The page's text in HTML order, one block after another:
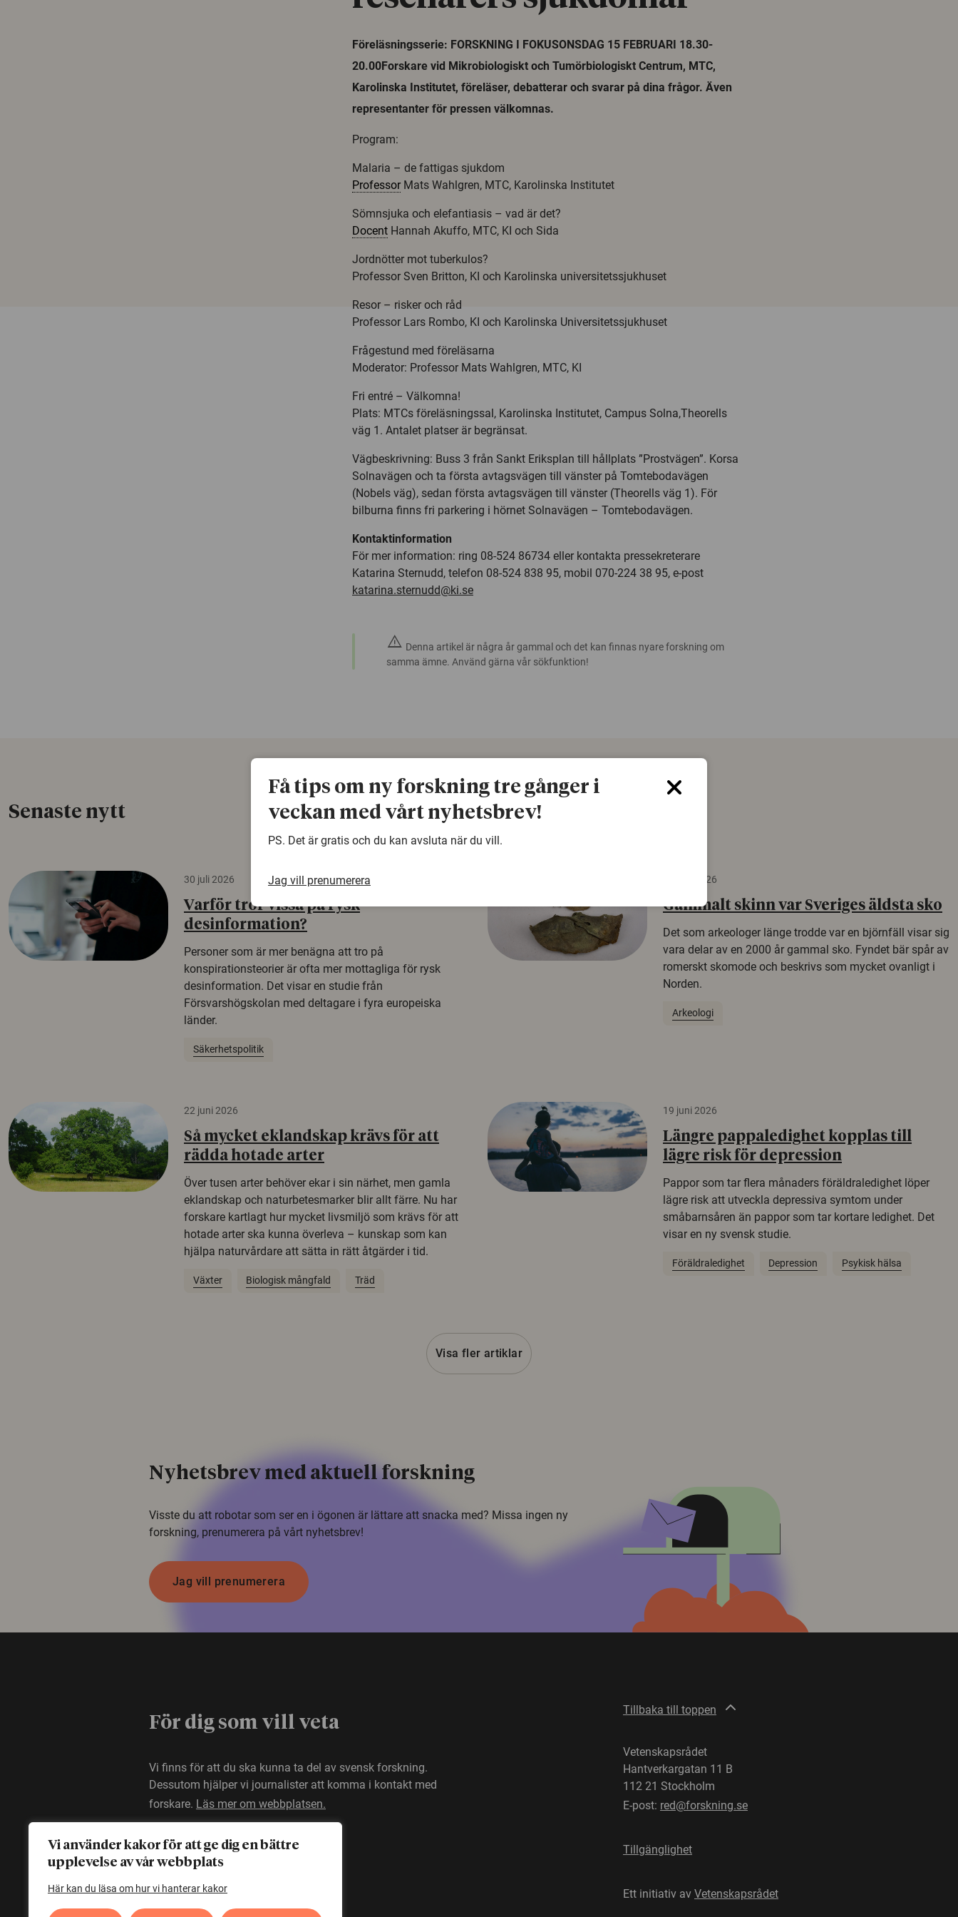
Vi använder kakor för att ge dig en bättre
upplevelse av vår webbplats
Här kan du läsa om hur vi hanterar kakor
Föreläsningsserie: FORSKNING I FOKUSONSDAG 15 FEBRUARI 18.30-
20.00Forskare vid Mikrobiologiskt och Tumörbiologiskt Centrum, MTC,
Karolinska Institutet, föreläser, debatterar och svarar på dina frågor. Även
representanter för pressen välkomnas.
Program:
Malaria – de fattigas sjukdom
ProfessorMats Wahlgren, MTC, Karolinska Institutet
Sömnsjuka och elefantiasis – vad är det?
Docent Hannah Akuffo, MTC, KI och Sida
Jordnötter mot tuberkulos?
Professor Sven Britton, KI och Karolinska universitetssjukhuset
Resor – risker och råd
Professor Lars Rombo, KI och Karolinska Universitetssjukhuset
Frågestund med föreläsarna
Moderator: Professor Mats Wahlgren, MTC, KI
Fri entré – Välkomna!
Plats: MTCs föreläsningssal, Karolinska Institutet, Campus Solna,Theorells
väg 1. Antalet platser är begränsat.
Vägbeskrivning: Buss 3 från Sankt Eriksplan till hållplats ”Prostvägen”. Korsa
Solnavägen och ta första avtagsvägen till vänster på Tomtebodavägen
(Nobels väg), sedan första avtagsvägen till vänster (Theorells väg 1). För
bilburna finns fri parkering i hörnet Solnavägen – Tomtebodavägen.
Kontaktinformation
För mer information: ring 08-524 86734 eller kontakta pressekreterare
Katarina Sternudd, telefon 08-524 838 95, mobil 070-224 38 95, e-post
katarina.sternudd@ki.se
warning Denna artikel är några år gammal och det kan finnas nyare forskning om
samma ämne. Använd gärna vår sökfunktion!
Senaste nytt
30 juli 2026
Varför tror vissa på rysk
desinformation?
Personer som är mer benägna att tro på
konspirationsteorier är ofta mer mottagliga för rysk
desinformation. Det visar en studie från
Försvarshögskolan med deltagare i fyra europeiska
länder.
Säkerhetspolitik
22 juni 2026
Gammalt skinn var Sveriges äldsta sko
Det som arkeologer länge trodde var en björnfäll visar sig
vara delar av en 2000 år gammal sko. Fyndet bär spår av
romerskt skomode och beskrivs som mycket ovanligt i
Norden.
Arkeologi
22 juni 2026
Så mycket eklandskap krävs för att
rädda hotade arter
Över tusen arter behöver ekar i sin närhet, men gamla
eklandskap och naturbetesmarker blir allt färre. Nu har
forskare kartlagt hur mycket livsmiljö som krävs för att
hotade arter ska kunna överleva – kunskap som kan
hjälpa naturvårdare att sätta in rätt åtgärder i tid.
Växter Biologisk mångfald Träd
19 juni 2026
Längre pappaledighet kopplas till
lägre risk för depression
Pappor som tar flera månaders föräldraledighet löper
lägre risk att utveckla depressiva symtom under
småbarnsåren än pappor som tar kortare ledighet. Det
visar en ny svensk studie.
Föräldraledighet Depression Psykisk hälsa
Visa fler artiklar
Nyhetsbrev med aktuell forskning
Visste du att robotar som ser en i ögonen är lättare att snacka med? Missa ingen ny
forskning, prenumerera på vårt nyhetsbrev!
Jag vill prenumerera
För dig som vill veta
Vi finns för att du ska kunna ta del av svensk forskning.
Dessutom hjälper vi journalister att komma i kontakt med
forskare. Läs mer om webbplatsen.
Tillbaka till toppen
Vetenskapsrådet
Hantverkargatan 11 B
112 21 Stockholm
E-post: red@forskning.se
Tillgänglighet
Ett initiativ av Vetenskapsrådet
Få tips om ny forskning tre gånger i
veckan med vårt nyhetsbrev!
PS. Det är gratis och du kan avsluta när du vill.
Jag vill prenumerera